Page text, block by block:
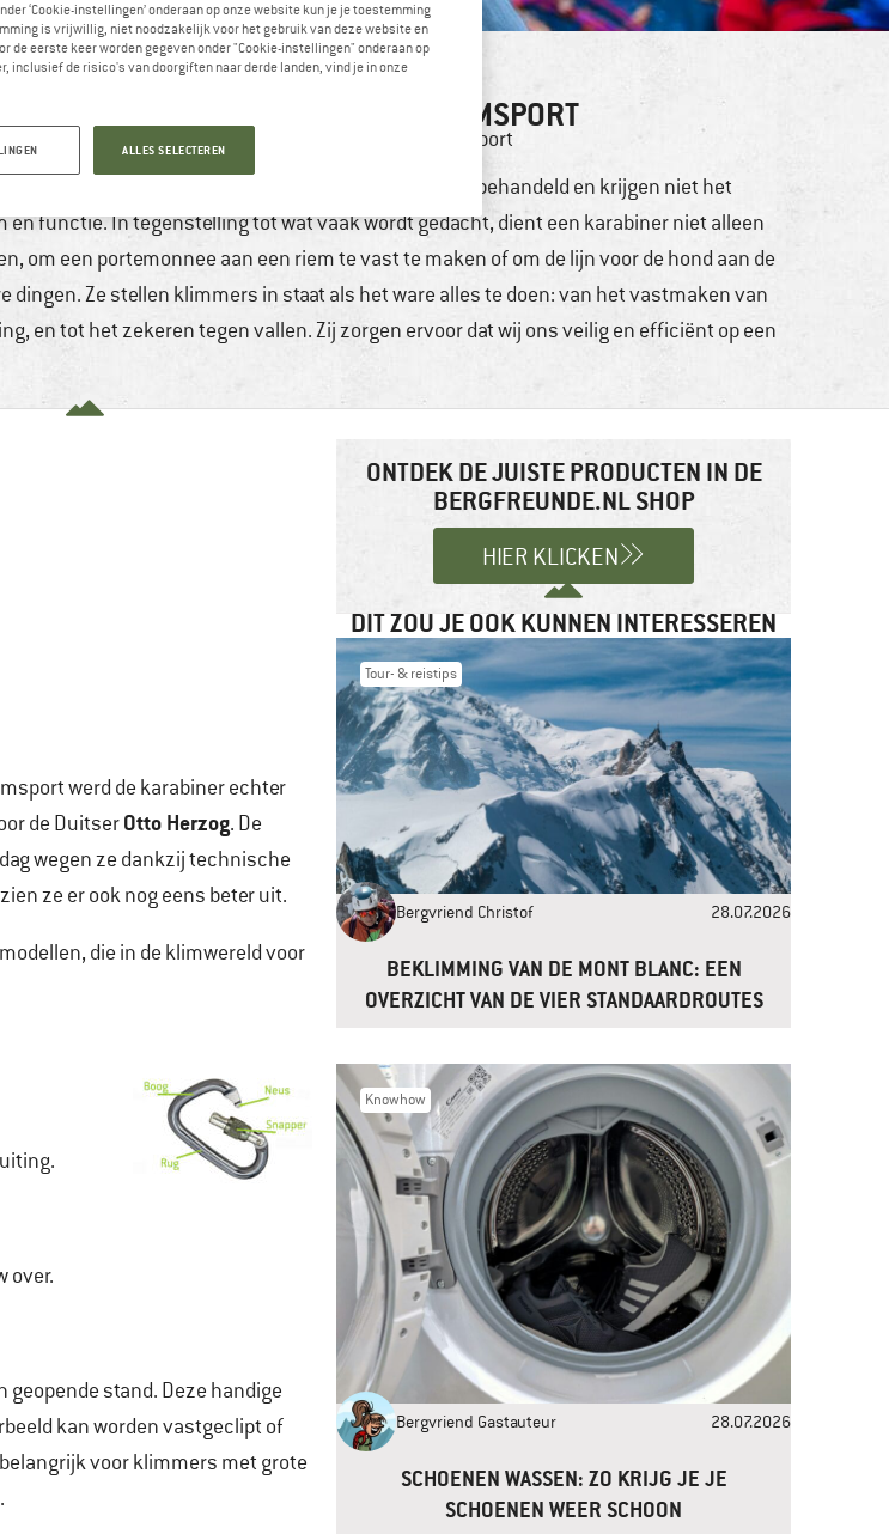
HELDEN VAN DE KLIMSPORT
Wintersport
duizenden levens, maar worden vaak onvoorzichtig behandeld en krijgen niet het
functie. In tegenstelling tot wat vaak wordt gedacht, dient een karabiner niet alleen
om een portemonnee aan een riem te vast te maken of om de lijn voor de hond aan de
Ze stellen klimmers in staat als het ware alles te doen: van het vastmaken van
en tot het zekeren tegen vallen. Zij zorgen ervoor dat wij ons veilig en efficiënt op een
werd de karabiner echter
de DuitserOtto Herzog. De
wegen ze dankzij technische
ze er ook nog eens beter uit.
die in de klimwereld voor
over.
stand. Deze handige
kan worden vastgeclipt of
voor klimmers met grote
ONTDEK DE JUISTE PRODUCTEN IN DE
BERGFREUNDE.NL SHOP
HIER KLICKEN
DIT ZOU JE OOK KUNNEN INTERESSEREN
Tour- & reistips
Bergvriend Christof 28.07.2026
BEKLIMMING VAN DE MONT BLANC: EEN
OVERZICHT VAN DE VIER STANDAARDROUTES
Knowhow
Bergvriend Gastauteur 28.07.2026
SCHOENEN WASSEN: ZO KRIJG JE JE
SCHOENEN WEER SCHOON
‘Cookie-instellingen’ onderaan op onze website kun je je toestemming
is vrijwillig, niet noodzakelijk voor het gebruik van deze website en
de eerste keer worden gegeven onder "Cookie-instellingen" onderaan op
inclusief de risico's van doorgiften naar derde landen, vind je in onze
ALLES SELECTEREN